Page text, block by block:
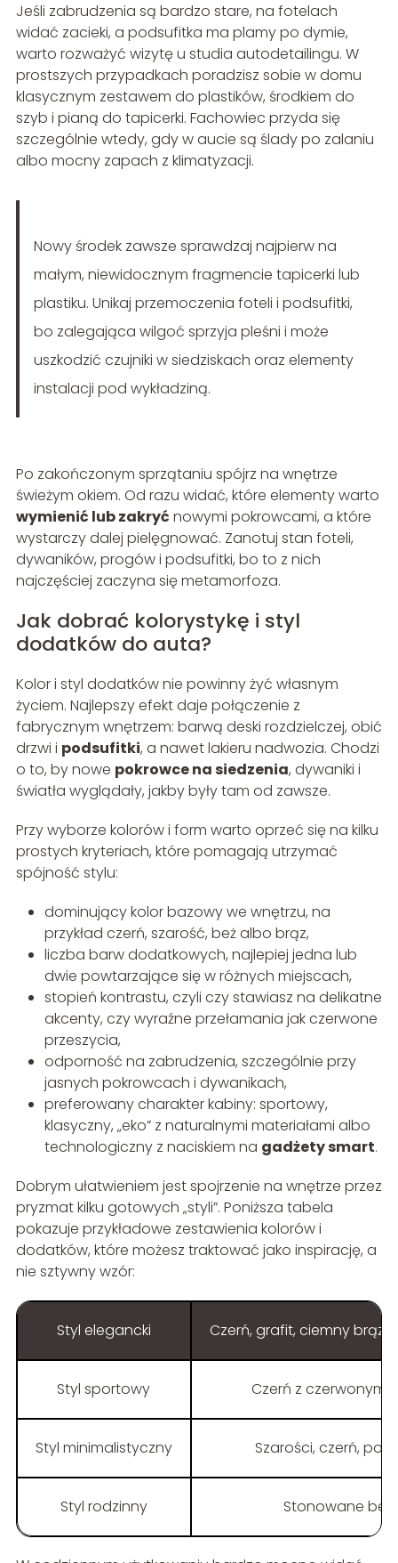
Jeśli zabrudzenia są bardzo stare, na fotelach
widać zacieki, a podsufitka ma plamy po dymie,
warto rozważyć wizytę u studia autodetailingu. W
prostszych przypadkach poradzisz sobie w domu
klasycznym zestawem do plastików, środkiem do
szyb i pianą do tapicerki. Fachowiec przyda się
szczególnie wtedy, gdy w aucie są ślady po zalaniu
albo mocny zapach z klimatyzacji.
Nowy środek zawsze sprawdzaj najpierw na
małym, niewidocznym fragmencie tapicerki lub
plastiku. Unikaj przemoczenia foteli i podsufitki,
bo zalegająca wilgoć sprzyja pleśni i może
uszkodzić czujniki w siedziskach oraz elementy
instalacji pod wykładziną.
Po zakończonym sprzątaniu spójrz na wnętrze
świeżym okiem. Od razu widać, które elementy warto
wymienić lub zakryć nowymi pokrowcami, a które
wystarczy dalej pielęgnować. Zanotuj stan foteli,
dywaników, progów i podsufitki, bo to z nich
najczęściej zaczyna się metamorfoza.
Jak dobrać kolorystykę i styl
dodatków do auta?
Kolor i styl dodatków nie powinny żyć własnym
życiem. Najlepszy efekt daje połączenie z
fabrycznym wnętrzem: barwą deski rozdzielczej, obić
drzwi i podsufitki, a nawet lakieru nadwozia. Chodzi
o to, by nowe pokrowce na siedzenia, dywaniki i
światła wyglądały, jakby były tam od zawsze.
Przy wyborze kolorów i form warto oprzeć się na kilku
prostych kryteriach, które pomagają utrzymać
spójność stylu:
dominujący kolor bazowy we wnętrzu, na
przykład czerń, szarość, beż albo brąz,
liczba barw dodatkowych, najlepiej jedna lub
dwie powtarzające się w różnych miejscach,
stopień kontrastu, czyli czy stawiasz na delikatne
akcenty, czy wyraźne przełamania jak czerwone
przeszycia,
odporność na zabrudzenia, szczególnie przy
jasnych pokrowcach i dywanikach,
preferowany charakter kabiny: sportowy,
klasyczny, „eko” z naturalnymi materiałami albo
technologiczny z naciskiem na gadżety smart.
Dobrym ułatwieniem jest spojrzenie na wnętrze przez
pryzmat kilku gotowych „styli”. Poniższa tabela
pokazuje przykładowe zestawienia kolorów i
dodatków, które możesz traktować jako inspirację, a
nie sztywny wzór:
Styl elegancki Czerń, grafit, ciemny
Styl sportowy Czerń z czerwonym,
Styl minimalistyczny Szarości, czerń,
Styl rodzinny Stonowane